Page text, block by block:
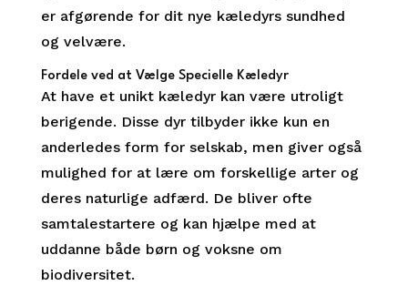
er afgørende for dit nye kæledyrs sundhed
og velvære.
Fordele ved at Vælge Specielle Kæledyr
At have et unikt kæledyr kan være utroligt
berigende. Disse dyr tilbyder ikke kun en
anderledes form for selskab, men giver også
mulighed for at lære om forskellige arter og
deres naturlige adfærd. De bliver ofte
samtalestartere og kan hjælpe med at
uddanne både børn og voksne om
biodiversitet.